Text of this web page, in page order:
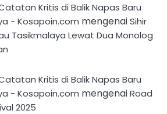
Kritis di Balik Napas Baru
- Kosapoin.com mengenaiSihir
Tasikmalaya Lewat Dua Monolog
Kritis di Balik Napas Baru
- Kosapoin.com mengenaiRoad
2025